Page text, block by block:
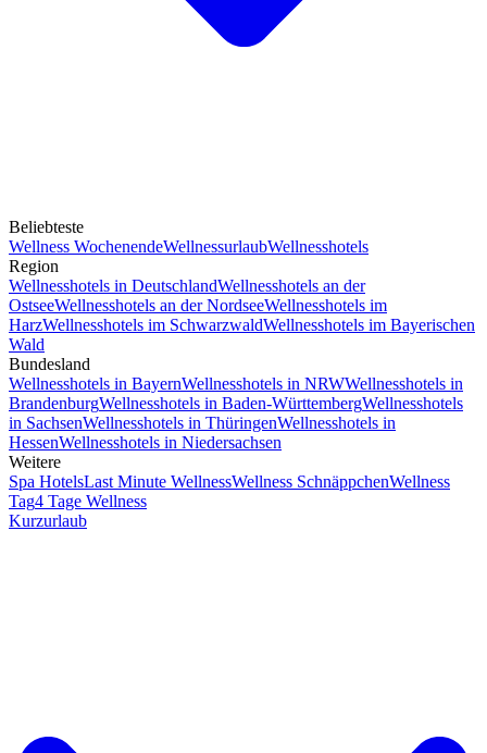
Beliebteste
Wellness WochenendeWellnessurlaubWellnesshotels
Region
Wellnesshotels in DeutschlandWellnesshotels an der
OstseeWellnesshotels an der NordseeWellnesshotels im
HarzWellnesshotels im SchwarzwaldWellnesshotels im Bayerischen
Wald
Bundesland
Wellnesshotels in BayernWellnesshotels in NRWWellnesshotels in
BrandenburgWellnesshotels in Baden-WürttembergWellnesshotels
in SachsenWellnesshotels in ThüringenWellnesshotels in
HessenWellnesshotels in Niedersachsen
Weitere
Spa HotelsLast Minute WellnessWellness SchnäppchenWellness
Tag4 Tage Wellness
Kurzurlaub